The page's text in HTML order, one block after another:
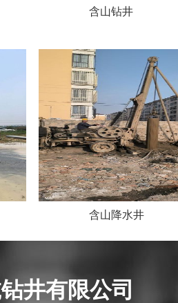
含山钻井
含山降水井
井有限公司